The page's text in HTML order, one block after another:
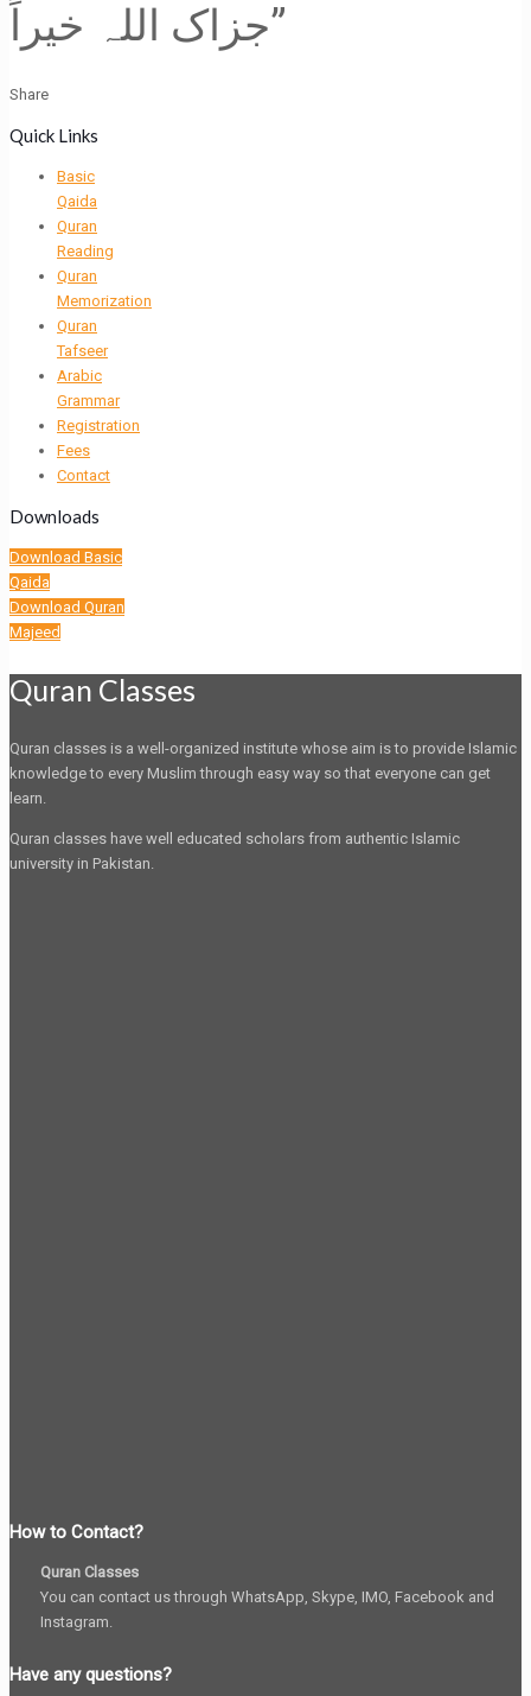
جزاک اللہ خیراً”
Share
Quick Links
Basic
Qaida
Quran
Reading
Quran
Memorization
Quran
Tafseer
Arabic
Grammar
Registration
Fees
Contact
Downloads
Download Basic
Qaida
Download Quran
Majeed
Quran Classes
Quran classes is a well-organized institute whose aim is to provide Islamic
knowledge to every Muslim through easy way so that everyone can get
learn.
Quran classes have well educated scholars from authentic Islamic
university in Pakistan.
How to Contact?
Quran Classes
You can contact us through WhatsApp, Skype, IMO, Facebook and
Instagram.
Have any questions?